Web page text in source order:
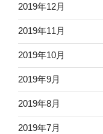
2019年12月
2019年11月
2019年10月
2019年9月
2019年8月
2019年7月